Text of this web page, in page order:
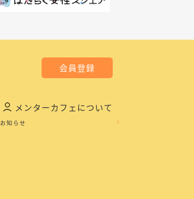
会員登録
メンターカフェについて
お知らせ